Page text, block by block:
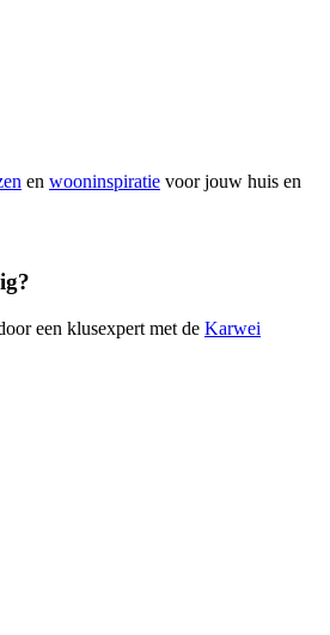
en wooninspiratie voor jouw huis en
een klusexpert met de Karwei